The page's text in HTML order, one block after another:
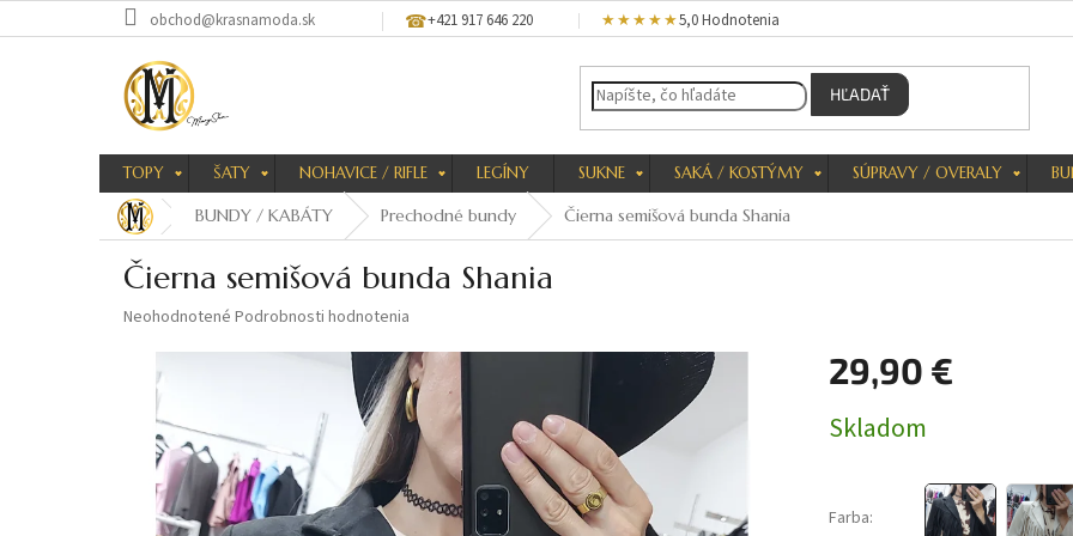
na
obchod@krasnamoda.sk +421 917 646 220 ★★★★★5,0 Hodnotenia
HĽADAŤ
TOPY ŠATY NOHAVICE / RIFLE LEGÍNY SUKNE SAKÁ / KOSTÝMY SÚPRAVY / OVERALY
BUNDY / KABÁTY Prechodné bundy Čierna semišová bunda Shania
Čierna semišová bunda Shania
Priemerné
hviezdičiek.
Neohodnotené Podrobnosti hodnotenia
29,90 €
cena:
Skladom
Farba: